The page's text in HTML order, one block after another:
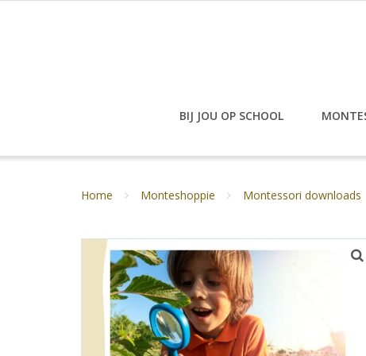
BIJ JOU OP SCHOOL
Home Monteshoppie Montessori downloads